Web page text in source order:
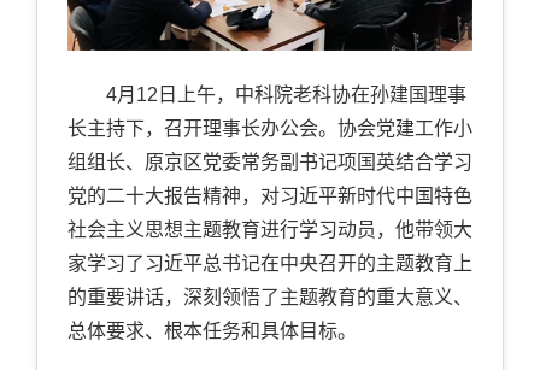
4月12 日上午，中科院老科协在孙建国理事
长主持下，召开理事长办公会。协会党建工作小
组组长、原京区党委常务副书记项国英结合学习
党的二十大报告精神，对习近平新时代中国特色
社会主义思想主题教育进行学习动员，他带领大
家学习了习近平总书记在中央召开的主题教育上
的重要讲话，深刻领悟了主题教育的重大意义、
总体要求、根本任务和具体目标。